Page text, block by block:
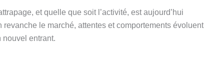
et quelle que soit l’activité, est aujourd’hui
le marché, attentes et comportements évoluent
nouvel entrant.